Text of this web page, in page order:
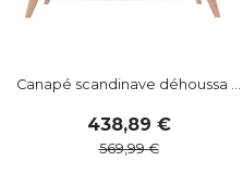
Canapé scandinave déhoussa ...
438,89
569,99